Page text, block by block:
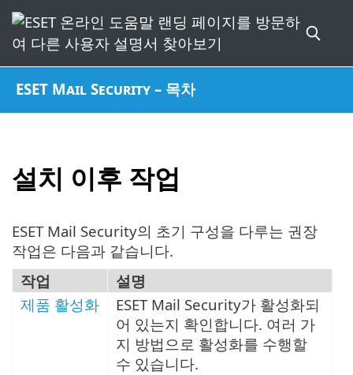
ESET Mail Security – 목차
설치 이후 작업
ESET Mail Security의 초기 구성을 다루는 권장
작업은 다음과 같습니다.
작업
설명
제품 활성화
ESET Mail Security가 활성화되
어 있는지 확인합니다. 여러 가
지 방법으로 활성화를 수행할
수 있습니다.